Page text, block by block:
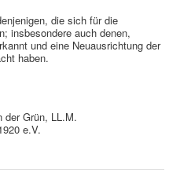
die sich für die
insbesondere auch denen,
und eine Neuausrichtung der
haben.
der Grün, LL.M.
e.V.